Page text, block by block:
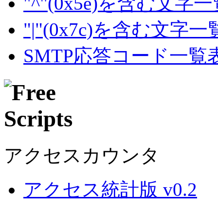
"|"(0x7c)を含む文字一
SMTP応答コード一覧
アクセスカウンタ
アクセス統計版 v0.2